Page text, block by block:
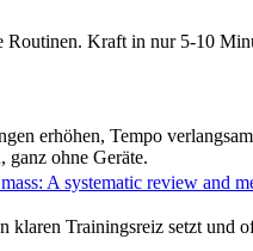
Routinen. Kraft in nur 5-10
erhöhen, Tempo
ganz ohne Geräte.
A systematic review and
klaren Trainingsreiz setzt